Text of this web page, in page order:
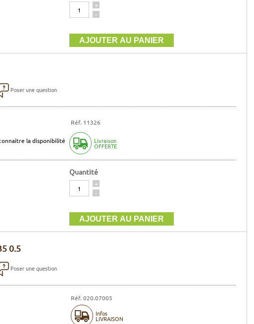
Quantité
+
-
Poser une question
Réf. 11326
la disponibilité Livraison
OFFERTE
Quantité
Quantité
+
-
0.5
Poser une question
Réf. 020.07005
Infos
LIVRAISON